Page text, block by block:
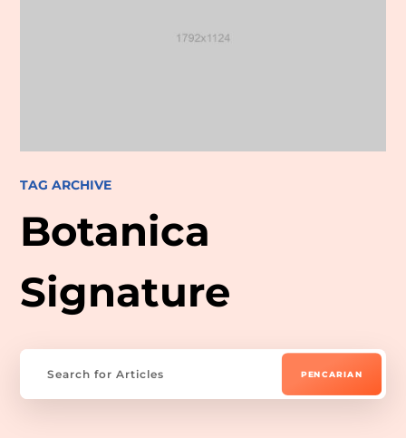
TAG ARCHIVE
Botanica
Signature